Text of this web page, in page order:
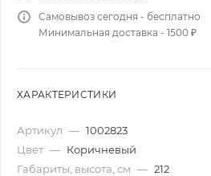
Самовывоз сегодня - бесплатно
Минимальная доставка - 1500 ₽
ХАРАКТЕРИСТИКИ
Артикул — 1002823
Цвет — Коричневый
Габариты, высота, см — 212